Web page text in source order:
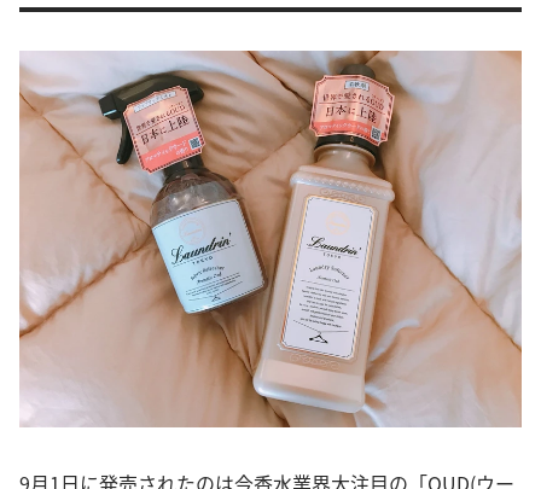
9月1日に発売されたのは今香水業界大注目の「OUD(ウー